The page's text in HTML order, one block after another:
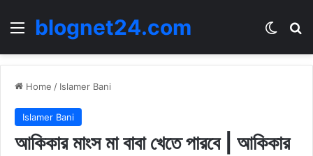
Menublognet24.com
Home / Islamer Bani
Islamer Bani
আকিকার মাংস মা বাবা খেতে পারবে | আকিকার